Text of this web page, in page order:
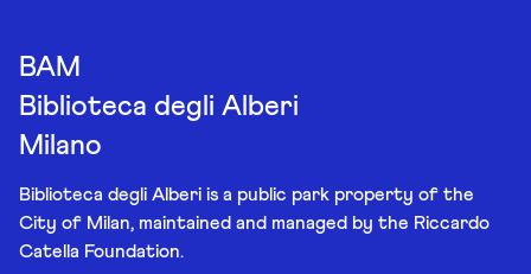
BAM
Biblioteca degli Alberi
Milano
Biblioteca degli Alberi is a public park property of the
City of Milan, maintained and managed by the Riccardo
Catella Foundation.